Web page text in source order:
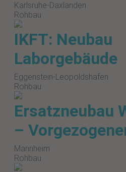
Karlsruhe-Daxlanden
Rohbau
IKFT: Neubau
Laborgebäude
Eggenstein-Leopoldshafen
Rohbau
Ersatzneubau
–
Mannheim
Rohbau